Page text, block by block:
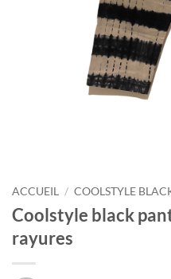
ACCUEIL / COOLSTYLE
Coolstyle black
rayures